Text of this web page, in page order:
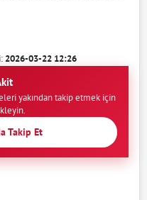
2026-03-22 12:26
yakından takip etmek için
Takip Et